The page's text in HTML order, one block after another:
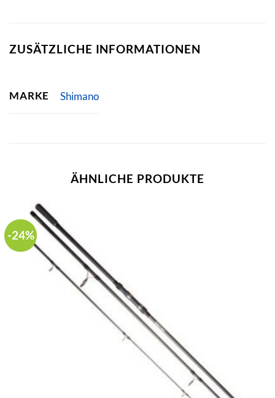
ZUSÄTZLICHE INFORMATIONEN
MARKE Shimano
ÄHNLICHE PRODUKTE
-24%